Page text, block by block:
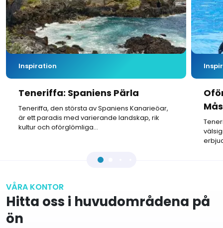
Inspiration
Teneriffa: Spaniens Pärla
Teneriffa, den största av Spaniens Kanarieöar,
är ett paradis med varierande landskap, rik
kultur och oförglömliga...
VÅRA KONTOR
Hitta oss i huvudområdena på
ön